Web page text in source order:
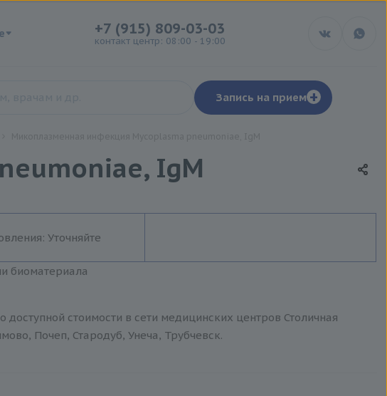
+7 (915) 809-03-03
контакт центр: 08:00 - 19:00
Запись на прием +
IgM
Уточняйте
биоматериала
стоимости в сети медицинских центров Столичная
Почеп, Стародуб, Унеча, Трубчевск.